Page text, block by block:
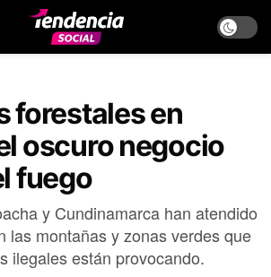
forestales en
oscuro negocio
fuego
y Cundinamarca han atendido
las montañas y zonas verdes que
ilegales están provocando.